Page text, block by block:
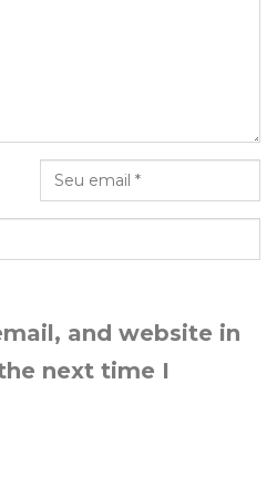
and website in
next time I